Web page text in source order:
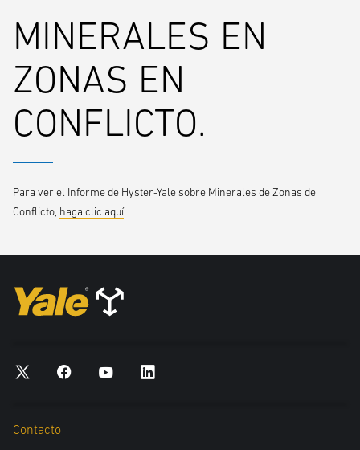
MINERALES EN
ZONAS EN
CONFLICTO.
Para ver el Informe de Hyster-Yale sobre Minerales de Zonas de
Conflicto, haga clic aquí.
Contacto